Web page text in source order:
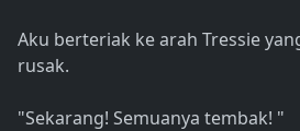
Aku berteriak ke arah Tressie
rusak.
"Sekarang! Semuanya tembak! "